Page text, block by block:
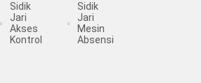
Sidik
Jari
Akses
Kontrol
Sidik
Jari
Mesin
Absensi